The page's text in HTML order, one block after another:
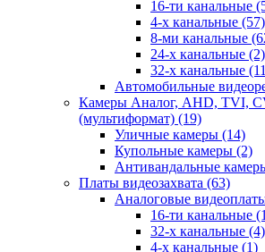
16-ти канальные
4-х канальные (57)
8-ми канальные
24-х канальные (2)
32-х канальные
Автомобильные
Камеры Аналог, AHD, TVI,
(мультиформат) (19)
Уличные камеры (14)
Купольные камеры (2)
Антивандальные
Платы видеозахвата (63)
Аналоговые
16-ти канальные
32-х канальные (4)
4-х канальные (1)